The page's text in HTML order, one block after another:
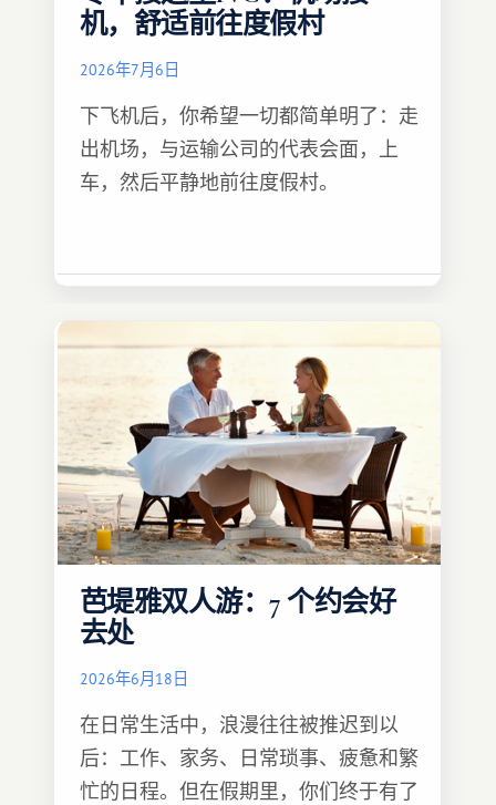
机，舒适前往度假村
2026年7月6日
下飞机后，你希望一切都简单明了：走
出机场，与运输公司的代表会面，上
车，然后平静地前往度假村。
芭堤雅双人游：7 个约会好
去处
2026年6月18日
在日常生活中，浪漫往往被推迟到以
后：工作、家务、日常琐事、疲惫和繁
忙的日程。但在假期里，你们终于有了